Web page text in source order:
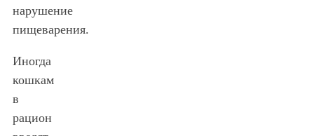
нарушение
пищеварения.
Иногда
кошкам
в
рацион